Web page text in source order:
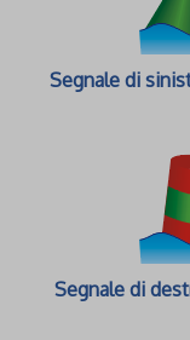
Segnale di
Segnale di